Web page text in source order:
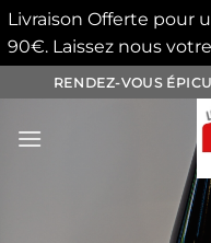
Livraison Offerte pour
90€. Laissez nous
Passer
au
contenu
RENDEZ-VOUS